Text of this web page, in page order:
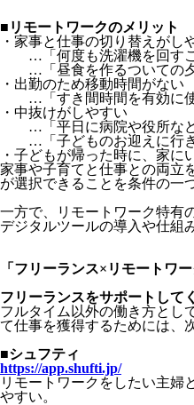
■リモートワークのメリット
・家事と仕事の切り替えがし
…「何度も洗濯機を回すこ
…「昼食を作るついての夕
・出勤のため移動時間がない
…「すき間時間を有効に使
・中抜けがしやすい
…「平日に病院や役所など
…「子どものお迎えに行き
・子どもが帰った時に
家事や子育てと仕事との両立
が選択できることを条件の一
一方で、リモートワーク特有
デジタルツールの導入や仕組
「フリーランス×リモートワ
フリーランスをサポートして
フルタイム以外の働き方とし
て仕事を獲得するためには、
■シュフティ
https://app.shufti.jp/
リモートワークをしたい主婦
やすい。